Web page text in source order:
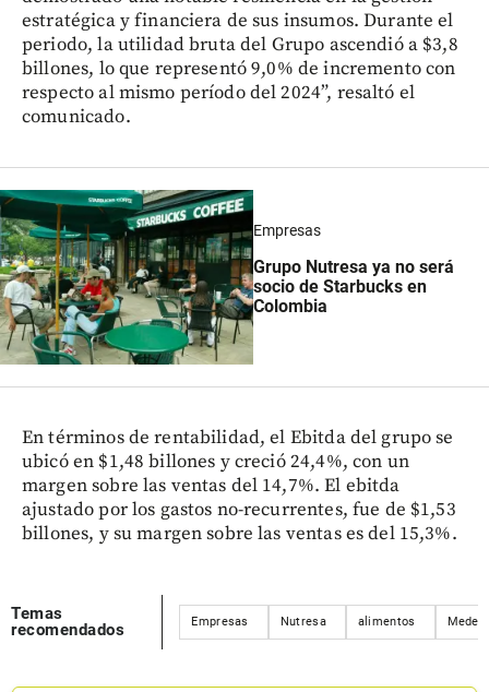
estratégica y financiera de sus insumos. Durante el
periodo, la utilidad bruta del Grupo ascendió a $3,8
billones, lo que representó 9,0% de incremento con
respecto al mismo período del 2024”, resaltó el
comunicado.
Empresas
Grupo Nutresa ya no será
socio de Starbucks en
Colombia
En términos de rentabilidad, el Ebitda del grupo se
ubicó en $1,48 billones y creció 24,4%, con un
margen sobre las ventas del 14,7%. El ebitda
ajustado por los gastos no-recurrentes, fue de $1,53
billones, y su margen sobre las ventas es del 15,3%.
Temas
recomendados
Empresas Nutresa alimentos